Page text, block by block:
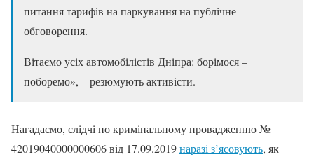
питання тарифів на паркування на публічне
обговорення.
Вітаємо усіх автомобілістів Дніпра: борімося –
поборемо», – резюмують активісти.
Нагадаємо, слідчі по кримінальному провадженню №
42019040000000606 від 17.09.2019наразі з’ясовують, як